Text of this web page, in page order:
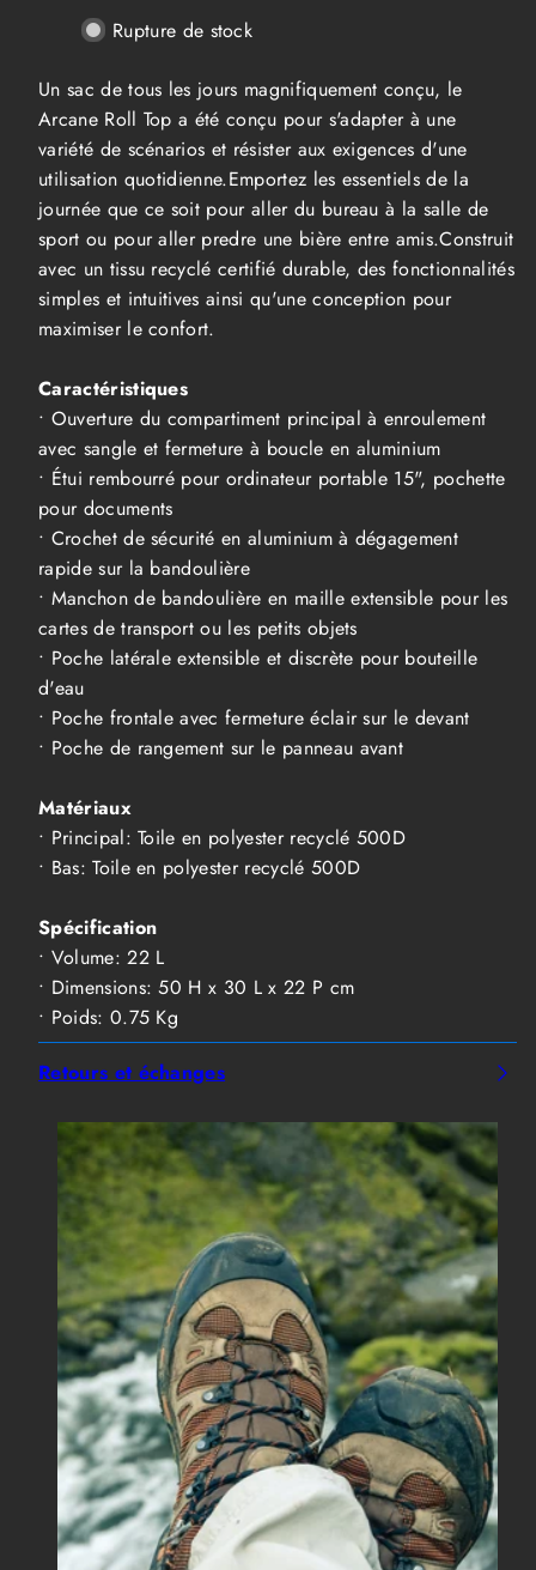
Arcane
Top
22
à
Arcane
Roll
Top
22
Rupture de stock
Un sac de tous les jours magnifiquement conçu, le
Arcane Roll Top a été conçu pour s'adapter à une
variété de scénarios et résister aux exigences d'une
utilisation quotidienne.Emportez les essentiels de la
journée que ce soit pour aller du bureau à la salle de
sport ou pour aller predre une bière entre amis.Construit
avec un tissu recyclé certifié durable, des fonctionnalités
simples et intuitives ainsi qu'une conception pour
maximiser le confort.
Caractéristiques
• Ouverture du compartiment principal à enroulement
avec sangle et fermeture à boucle en aluminium
• Étui rembourré pour ordinateur portable 15", pochette
pour documents
• Crochet de sécurité en aluminium à dégagement
rapide sur la bandoulière
• Manchon de bandoulière en maille extensible pour les
cartes de transport ou les petits objets
• Poche latérale extensible et discrète pour bouteille
d'eau
• Poche frontale avec fermeture éclair sur le devant
• Poche de rangement sur le panneau avant
Matériaux
• Principal: Toile en polyester recyclé 500D
• Bas: Toile en polyester recyclé 500D
Spécification
• Volume: 22 L
• Dimensions: 50 H x 30 L x 22 P cm
• Poids: 0.75 Kg
Retours et échanges